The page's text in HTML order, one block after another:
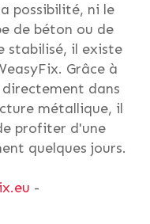
possibilité, ni le
de béton ou de
stabilisé, il existe
Grâce à
directement dans
métallique, il
profiter d'une
quelques jours.
-